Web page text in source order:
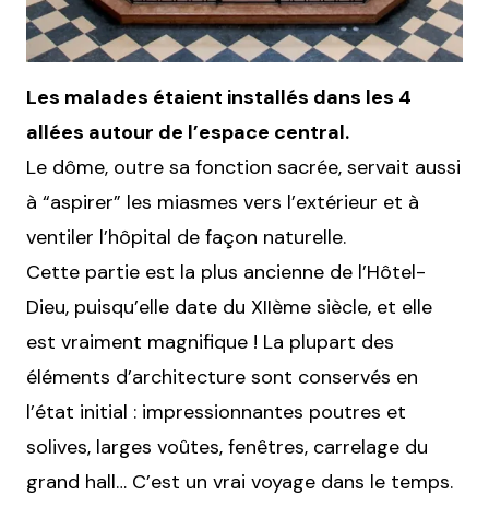
Les malades étaient installés dans les 4
allées autour de l’espace central.
Le dôme, outre sa fonction sacrée, servait aussi
à “aspirer” les miasmes vers l’extérieur et à
ventiler l’hôpital de façon naturelle.
Cette partie est la plus ancienne de l’Hôtel-
Dieu, puisqu’elle date du XIIème siècle, et elle
est vraiment magnifique ! La plupart des
éléments d’architecture sont conservés en
l’état initial : impressionnantes poutres et
solives, larges voûtes, fenêtres, carrelage du
grand hall… C’est un vrai voyage dans le temps.